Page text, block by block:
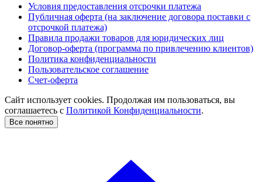
Условия предоставления отсрочки платежа
Публичная оферта (на заключение договора поставки с
отсрочкой платежа)
Правила продажи товаров для юридических лиц
Договор-оферта (программа по привлечению клиентов)
Политика конфиденциальности
Пользовательское соглашение
Счет-оферта
Сайт использует cookies. Продолжая им пользоваться, вы
соглашаетесь c Политикой Конфиденциальности.
Все понятно